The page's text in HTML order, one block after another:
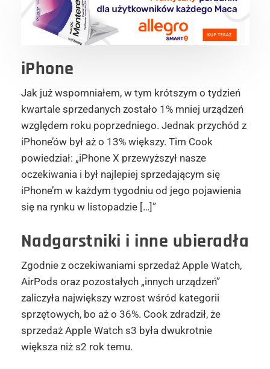
iPhone
Jak już wspomniałem, w tym krótszym o tydzień
kwartale sprzedanych zostało 1% mniej urządzeń
względem roku poprzedniego. Jednak przychód z
iPhone’ów był aż o 13% większy. Tim Cook
powiedział: „iPhone X przewyższył nasze
oczekiwania i był najlepiej sprzedającym się
iPhone’m w każdym tygodniu od jego pojawienia
się na rynku w listopadzie […]”
Nadgarstniki i inne ubieradła
Zgodnie z oczekiwaniami sprzedaż Apple Watch,
AirPods oraz pozostałych „innych urządzeń”
zaliczyła największy wzrost wśród kategorii
sprzętowych, bo aż o 36%. Cook zdradził, że
sprzedaż Apple Watch s3 była dwukrotnie
większa niż s2 rok temu.